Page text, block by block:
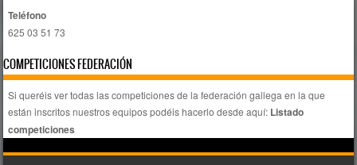
Teléfono
625 03 51 73
COMPETICIONES FEDERACIÓN
Si queréis ver todas las competiciones de la federación gallega en la que
están inscritos nuestros equipos podéis hacerlo desde aquí: Listado
competiciones